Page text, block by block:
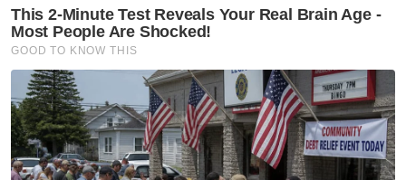
Pada masa sama Abdul Hadi berkata, Islam
juga melarang menyentuh sensitiviti
penganut agama lain yang boleh
menimbulkan ketegangan dalam kalangan
masyarakat majmuk.
"Di sini semua pihak perlu meletakkan